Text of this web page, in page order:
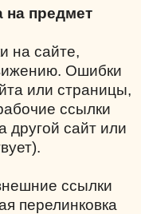
на предмет
на сайте,
Ошибки
или страницы,
ссылки
другой сайт или
ссылки
перелинковка